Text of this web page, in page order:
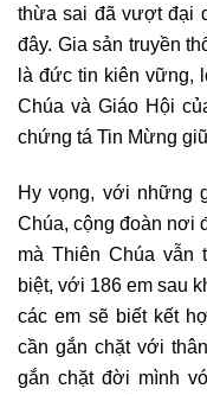
thừa sai đã vượt đại
đây. Gia sản truyền
là đức tin kiên vững,
Chúa và Giáo Hội
chứng tá Tin Mừng
Hy vọng, với những
Chúa, cộng đoàn nơi
mà Thiên Chúa
biệt, với 186 em sau
các em sẽ biết kết
cần gắn chặt với
gắn chặt đời mình